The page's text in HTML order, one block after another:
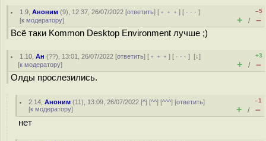
1.9 ,Аноним (9), 12:37, 26/07/2022 [ответить] [ ﹢﹢﹢] [ · · ·]
[к модератору]
–5
+ / –
Всё таки Kommon Desktop Environment лучше ;)
1.10 ,Ан (??), 13:01, 26/07/2022 [ответить] [ ﹢﹢﹢] [ · · ·][↓]
[к модератору]
+3
+ / –
Олды прослезились.
2.14 ,Аноним (11), 13:09, 26/07/2022 [^] [^^] [^^^] [ответить]
[к модератору]
–1
+ / –
нет